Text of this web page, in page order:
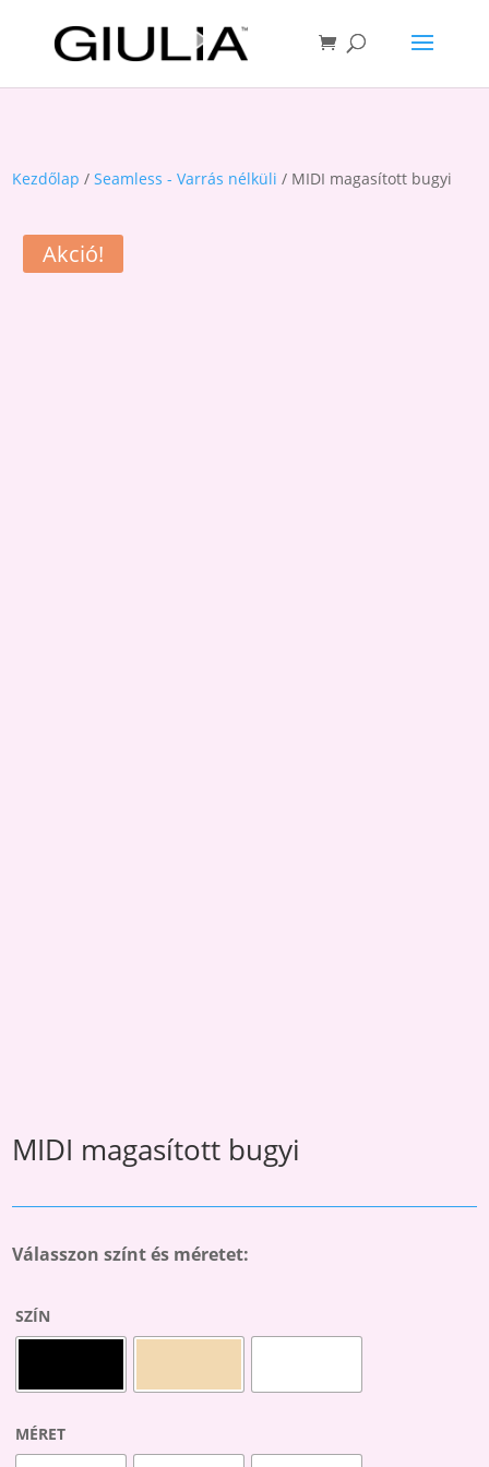
Kezdőlap /Seamless - Varrás nélküli / MIDI magasított bugyi
Akció!
MIDI magasított bugyi
Válasszon színt és méretet:
SZÍN
MÉRET